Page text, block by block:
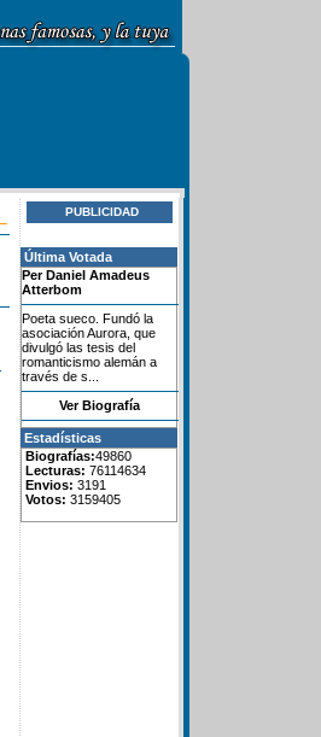
PUBLICIDAD
Última Votada
Per Daniel Amadeus
Atterbom
Poeta sueco. Fundó la
asociación Aurora, que
divulgó las tesis del
romanticismo alemán a
través de s...
Ver Biografía
Estadísticas
Biografías:49860
Lecturas: 76114634
Envios: 3191
Votos: 3159405